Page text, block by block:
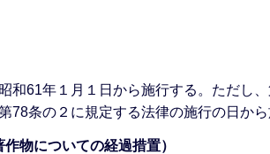
和61年１月１日から施行する。ただし
78条の２に規定する法律の施行の日から
作物についての経過措置）